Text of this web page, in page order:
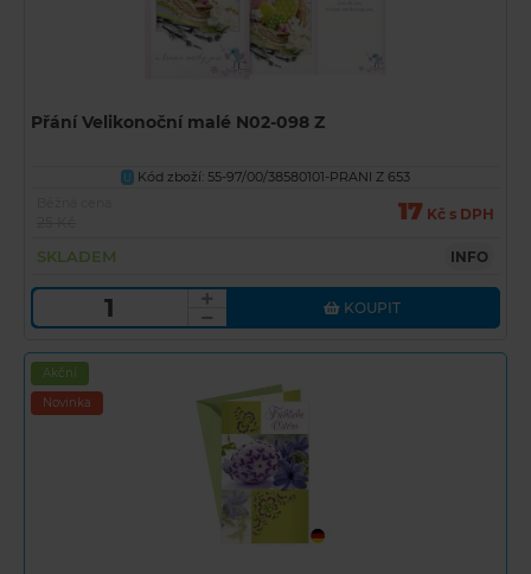
Přání Velikonoční malé N02-098 Z
U
Kód zboží: 55-97/00/38580101-PRANI Z 653
17 Kč s DPH
SKLADEM INFO
KOUPIT
Akční
Novinka